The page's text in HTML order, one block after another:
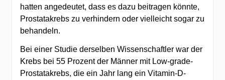
hatten angedeutet, dass es dazu beitragen könnte,
Prostatakrebs zu verhindern oder vielleicht sogar zu
behandeln.
Bei einer Studie derselben Wissenschaftler war der
Krebs bei 55 Prozent der Männer mit Low-grade-
Prostatakrebs, die ein Jahr lang ein Vitamin-D-